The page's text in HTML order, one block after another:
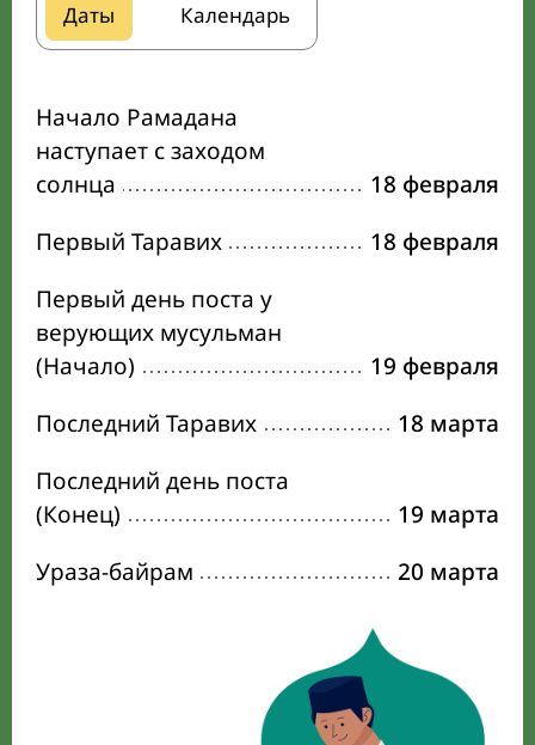
Даты Календарь
Начало Рамадана
наступает с заходом
солнца
18 февраля
Первый Таравих
18 февраля
Первый день поста у
верующих мусульман
(Начало)
19 февраля
Последний Таравих
18 марта
Последний день поста
(Конец)
19 марта
Ураза-байрам
20 марта